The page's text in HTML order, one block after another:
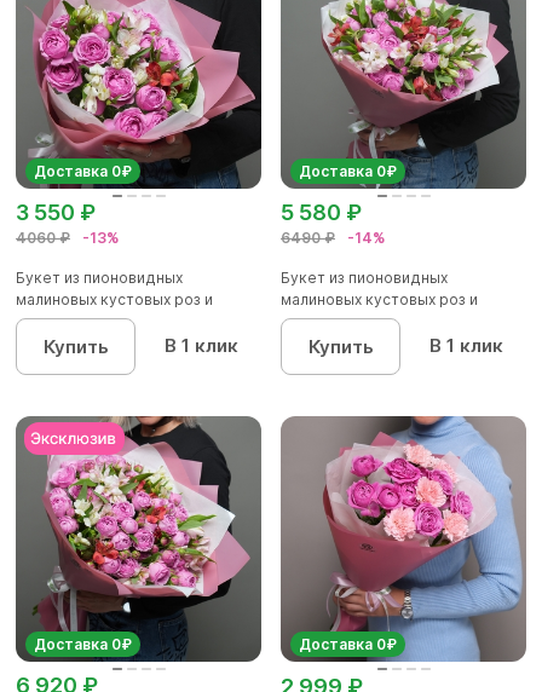
Доставка 0₽
4060 ₽ -13%
3 550 ₽
Букет из пионовидных
малиновых кустовых роз и
альстроме...
Купить В 1 клик
Доставка 0₽
6490 ₽ -14%
5 580 ₽
Букет из пионовидных
малиновых кустовых роз и
альстроме...
Купить В 1 клик
Доставка 0₽
6 920 ₽
Доставка 0₽